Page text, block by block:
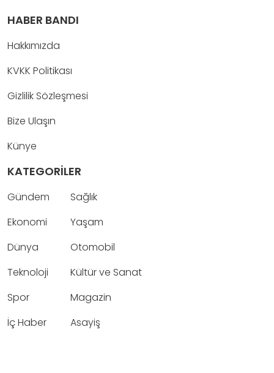
HABER BANDI
Hakkımızda
KVKK Politikası
Gizlilik Sözleşmesi
Bize Ulaşın
Künye
KATEGORİLER
Gündem
Ekonomi
Dünya
Teknoloji
Spor
İç Haber
Sağlık
Yaşam
Otomobil
Kültür ve Sanat
Magazin
Asayiş